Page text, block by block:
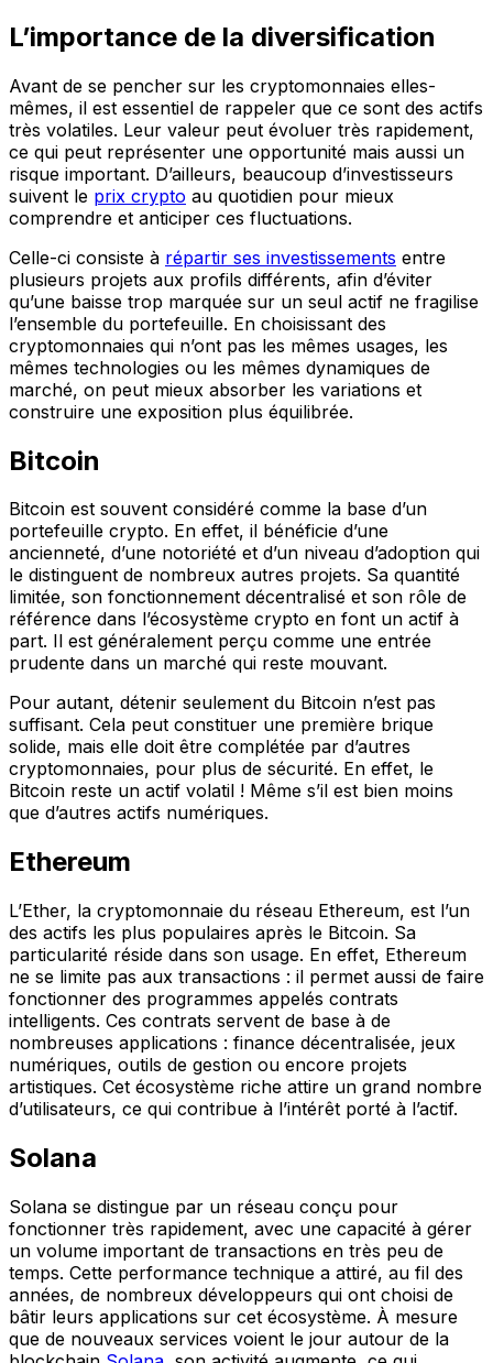
L’importance de la diversification
Avant de se pencher sur les cryptomonnaies elles-
mêmes, il est essentiel de rappeler que ce sont des actifs
très volatiles. Leur valeur peut évoluer très rapidement,
ce qui peut représenter une opportunité mais aussi un
risque important. D’ailleurs, beaucoup d’investisseurs
suivent le prix crypto au quotidien pour mieux
comprendre et anticiper ces fluctuations.
Celle-ci consiste à répartir ses investissements entre
plusieurs projets aux profils différents, afin d’éviter
qu’une baisse trop marquée sur un seul actif ne fragilise
l’ensemble du portefeuille. En choisissant des
cryptomonnaies qui n’ont pas les mêmes usages, les
mêmes technologies ou les mêmes dynamiques de
marché, on peut mieux absorber les variations et
construire une exposition plus équilibrée.
Bitcoin
Bitcoin est souvent considéré comme la base d’un
portefeuille crypto. En effet, il bénéficie d’une
ancienneté, d’une notoriété et d’un niveau d’adoption qui
le distinguent de nombreux autres projets. Sa quantité
limitée, son fonctionnement décentralisé et son rôle de
référence dans l’écosystème crypto en font un actif à
part. Il est généralement perçu comme une entrée
prudente dans un marché qui reste mouvant.
Pour autant, détenir seulement du Bitcoin n’est pas
suffisant. Cela peut constituer une première brique
solide, mais elle doit être complétée par d’autres
cryptomonnaies, pour plus de sécurité. En effet, le
Bitcoin reste un actif volatil ! Même s’il est bien moins
que d’autres actifs numériques.
Ethereum
L’Ether, la cryptomonnaie du réseau Ethereum, est l’un
des actifs les plus populaires après le Bitcoin. Sa
particularité réside dans son usage. En effet, Ethereum
ne se limite pas aux transactions : il permet aussi de faire
fonctionner des programmes appelés contrats
intelligents. Ces contrats servent de base à de
nombreuses applications : finance décentralisée, jeux
numériques, outils de gestion ou encore projets
artistiques. Cet écosystème riche attire un grand nombre
d’utilisateurs, ce qui contribue à l’intérêt porté à l’actif.
Solana
Solana se distingue par un réseau conçu pour
fonctionner très rapidement, avec une capacité à gérer
un volume important de transactions en très peu de
temps. Cette performance technique a attiré, au fil des
années, de nombreux développeurs qui ont choisi de
bâtir leurs applications sur cet écosystème. À mesure
que de nouveaux services voient le jour autour de la